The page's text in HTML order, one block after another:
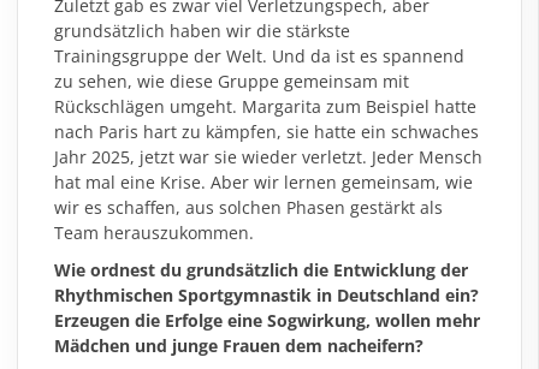
Zuletzt gab es zwar viel Verletzungspech, aber
grundsätzlich haben wir die stärkste
Trainingsgruppe der Welt. Und da ist es spannend
zu sehen, wie diese Gruppe gemeinsam mit
Rückschlägen umgeht. Margarita zum Beispiel hatte
nach Paris hart zu kämpfen, sie hatte ein schwaches
Jahr 2025, jetzt war sie wieder verletzt. Jeder Mensch
hat mal eine Krise. Aber wir lernen gemeinsam, wie
wir es schaffen, aus solchen Phasen gestärkt als
Team herauszukommen.
Wie ordnest du grundsätzlich die Entwicklung der
Rhythmischen Sportgymnastik in Deutschland ein?
Erzeugen die Erfolge eine Sogwirkung, wollen mehr
Mädchen und junge Frauen dem nacheifern?